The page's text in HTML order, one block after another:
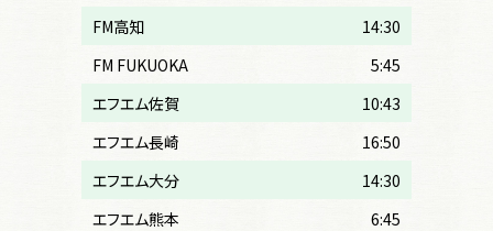
FM高知
14:30
FM FUKUOKA
5:45
エフエム佐賀
10:43
エフエム長崎
16:50
エフエム大分
14:30
エフエム熊本
6:45